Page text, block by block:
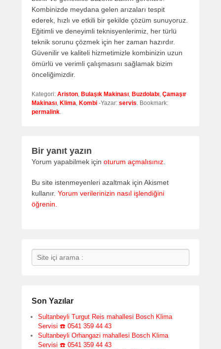
Kombinizde meydana gelen arızaları tespit
ederek, hızlı ve etkili bir şekilde çözüm sunuyoruz.
Eğitimli ve deneyimli teknisyenlerimiz, her türlü
teknik sorunu çözmek için her zaman hazırdır.
Güvenilir ve kaliteli hizmetimizle kombinizin uzun
ömürlü ve verimli çalışmasını sağlamak bizim
önceliğimizdir.
Kategori: Ariston Bulaşık Makinası Buzdolabı Çamaşır
Makinası Klima Kombi -Yazar: servis . Bookmark:
permalink
Bir yanıt yazın
Yorum yapabilmek için oturum açmalısınız
Bu site istenmeyenleri azaltmak için Akismet
kullanır. Yorum verilerinizin nasıl işlendiğini
öğrenin.
Search
Son Yazılar
Sultanbeyli Turgut Reis mahallesi Bosch Klima
Servisi ☎️ 0541 359 44 43
Sultanbeyli Orhangazi mahallesi Bosch Klima
Servisi ☎️ 0541 359 44 43